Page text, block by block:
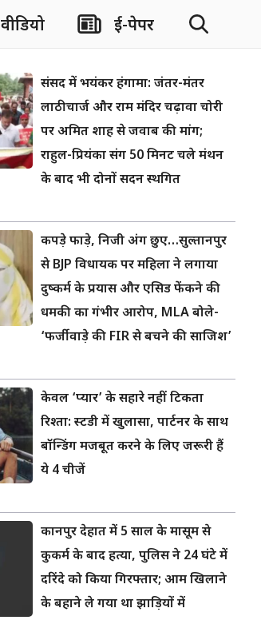
वीडियो ई-पेपर
संसद में भयंकर हंगामा: जंतर-मंतर
लाठीचार्ज और राम मंदिर चढ़ावा चोरी
पर अमित शाह से जवाब की मांग;
राहुल-प्रियंका संग 50 मिनट चले मंथन
के बाद भी दोनों सदन स्थगित
कपड़े फाड़े, निजी अंग छुए…सुल्तानपुर
से BJP विधायक पर महिला ने लगाया
दुष्कर्म के प्रयास और एसिड फेंकने की
धमकी का गंभीर आरोप, MLA बोले-
‘फर्जीवाड़े की FIR से बचने की साजिश’
केवल ‘प्यार’ के सहारे नहीं टिकता
रिश्ता: स्टडी में खुलासा, पार्टनर के साथ
बॉन्डिंग मजबूत करने के लिए जरूरी हैं
ये 4 चीजें
कानपुर देहात में 5 साल के मासूम से
कुकर्म के बाद हत्या, पुलिस ने 24 घंटे में
दरिंदे को किया गिरफ्तार; आम खिलाने
के बहाने ले गया था झाड़ियों में